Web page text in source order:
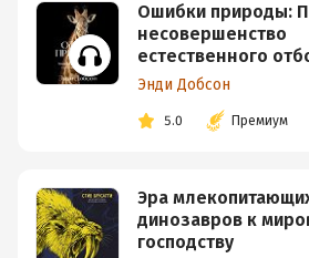
Ошибки природы:
несовершенство
естественного
Энди Добсон
5.0 Премиум
Эра
динозавров к
господству